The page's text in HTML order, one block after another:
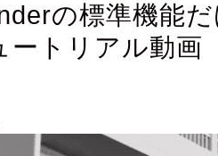
の標準機能
ートリアル動画